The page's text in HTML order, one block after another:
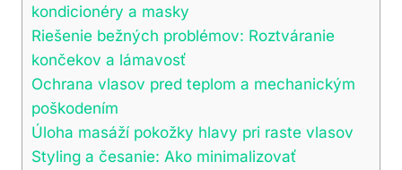
kondicionéry a masky
Riešenie ⁤bežných problémov: Roztváranie
končekov ‍a ​lámavosť
Ochrana vlasov pred teplom a mechanickým
poškodením
Úloha masáží ‍pokožky hlavy ⁣pri raste vlasov
Styling a česanie: Ako minimalizovať